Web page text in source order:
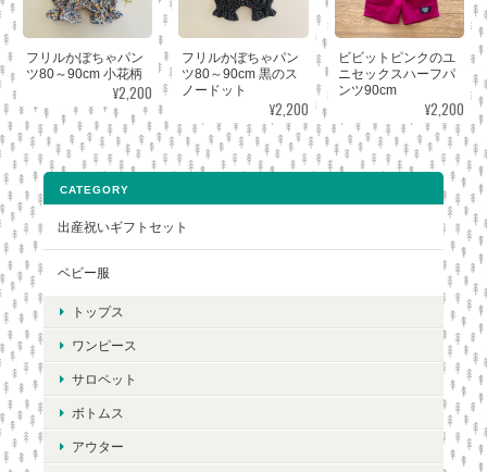
フリルかぼちゃパン
ツ80～90cm 小花柄
¥2,200
フリルかぼちゃパン
ツ80～90cm 黒のス
ノードット
¥2,200
ビビットピンクのユ
ニセックスハーフパ
ンツ90cm
¥2,200
CATEGORY
出産祝いギフトセット
ベビー服
トップス
ワンピース
サロペット
ボトムス
アウター